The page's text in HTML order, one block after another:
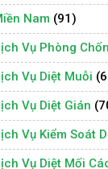
Nam (91)
Vụ Phòng
Vụ Diệt Muỗi
Vụ Diệt Gián
Vụ Kiểm Soát
Vụ Diệt Mối